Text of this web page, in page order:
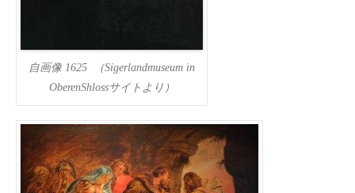
自画像 1625 （Sigerlandmuseum in
OberenShlossサイトより）